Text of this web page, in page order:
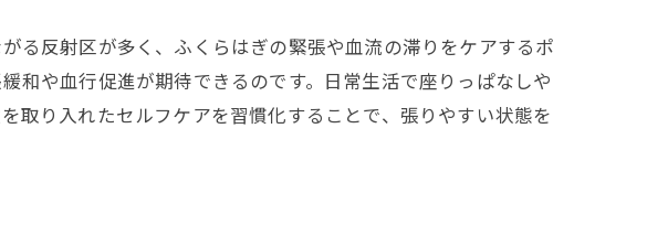
和を促す方法
な進め方
ルフケア法
る反射区が多く、ふくらはぎの緊張や血流の滞りをケアするポ
和や血行促進が期待できるのです。日常生活で座りっぱなしや
取り入れたセルフケアを習慣化することで、張りやすい状態を